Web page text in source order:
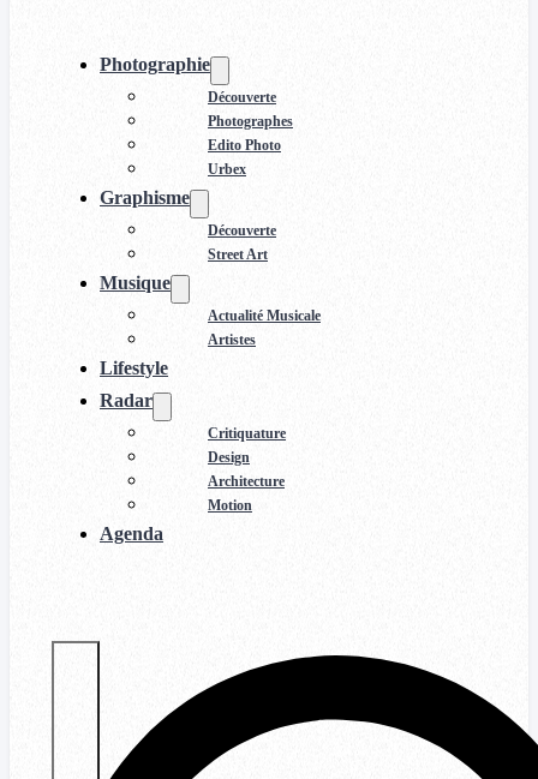
Photographie
Découverte
Photographes
Edito Photo
Urbex
Graphisme
Découverte
Street Art
Musique
Actualité Musicale
Artistes
Lifestyle
Radar
Critiquature
Design
Architecture
Motion
Agenda